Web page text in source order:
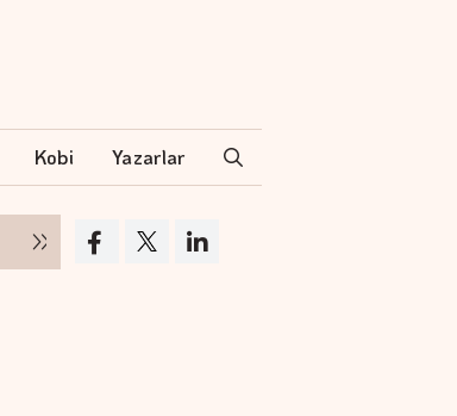
Kobi Yazarlar
Borsa günün ilk yarısında değer kaybetti